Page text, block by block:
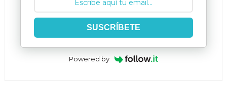
SUSCRÍBETE
Powered by